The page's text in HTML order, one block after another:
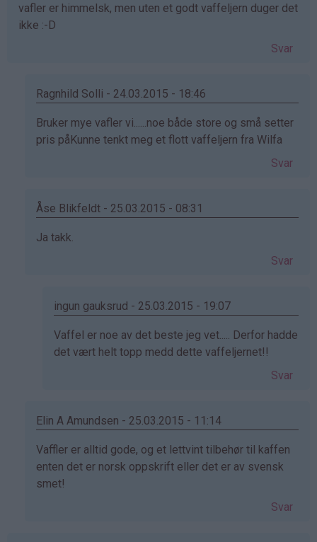
vafler er himmelsk, men uten et godt vaffeljern duger det
ikke :-D
Svar
Ragnhild Solli - 24.03.2015 - 18:46
Som
svar
(ikke
Bruker mye vafler vi......noe både store og små setter
pris påKunne tenkt meg et flott vaffeljern fra Wilfa
Svar
Åse Blikfeldt - 25.03.2015 - 08:31
Som
Henriette
bekreftet)
Ja takk.
Svar
ingun gauksrud - 25.03.2015 - 19:07
Som
svar
Blikfeldt
bekreftet)
Vaffel er noe av det beste jeg vet..... Derfor hadde
det vært helt topp medd dette vaffeljernet!!
Svar
Elin A Amundsen - 25.03.2015 - 11:14
Som
svar
på
Vaffler er alltid gode, og et lettvint tilbehør til kaffen
enten det er norsk oppskrift eller det er av svensk
smet!
Svar